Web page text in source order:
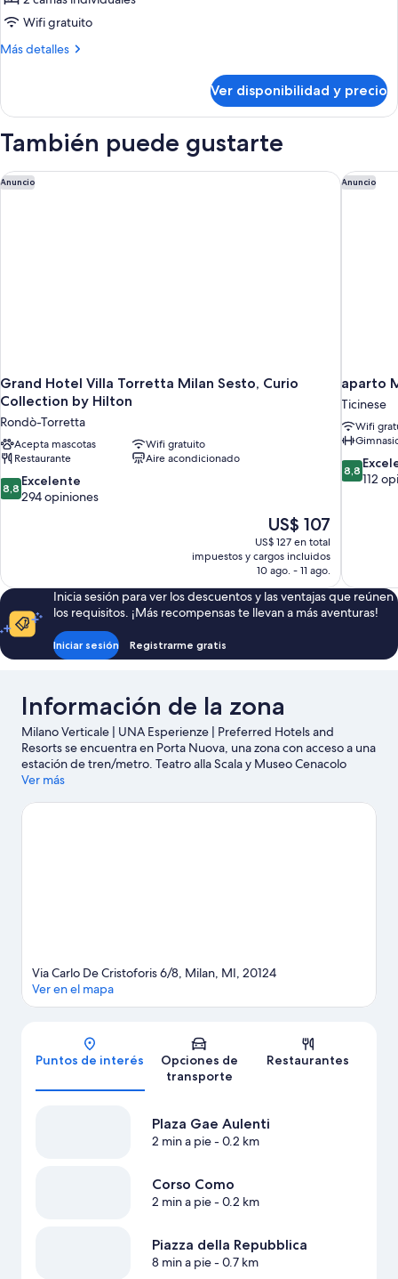
Habitación
Club
camas
individuales
Wifi gratuito
Más detalles
Más
Club
individuales
Ver disponibilidad y precio
También puede gustarte
Anuncio
Grand Hotel Villa Torretta Milan Sesto, Curio
Collection by Hilton
Rondò-Torretta
Acepta mascotas
Wifi gratuito
Restaurante
Aire acondicionado
8.8
de
8,8 Excelente
294 opiniones
El
precio
actual
es
de
US$ 107
US$ 107
US$ 127 en total
impuestos y cargos incluidos
10 ago. - 11 ago.
Grand Hotel Villa Torretta Milan Sesto, Curio Collection by
Anuncio
aparto
Ticinese
Wifi
8.8
de
8,8
112
aparto
Inicia sesión para ver los descuentos y las ventajas que reúnen
los requisitos. ¡Más recompensas te llevan a más aventuras!
Iniciar sesión Registrarme gratis
Información de la zona
Milano Verticale | UNA Esperienze | Preferred Hotels and
Resorts se encuentra en Porta Nuova, una zona con acceso a una
estación de tren/metro. Teatro alla Scala y Museo Cenacolo
Vinciano son lugares culturales destacados, y algunos de los
de Milán y Porta Venezia. ¿Quieres asistir a un evento o partido?
Ver más
Mapa
Via Carlo De Cristoforis 6/8, Milan, MI, 20124
Ver en el mapa
Puntos de interés
Opciones de
transporte
Restaurantes
Plaza Gae Aulenti
2 min a pie- 0.2 km
Corso Como
2 min a pie- 0.2 km
Piazza della Repubblica
8 min a pie- 0.7 km